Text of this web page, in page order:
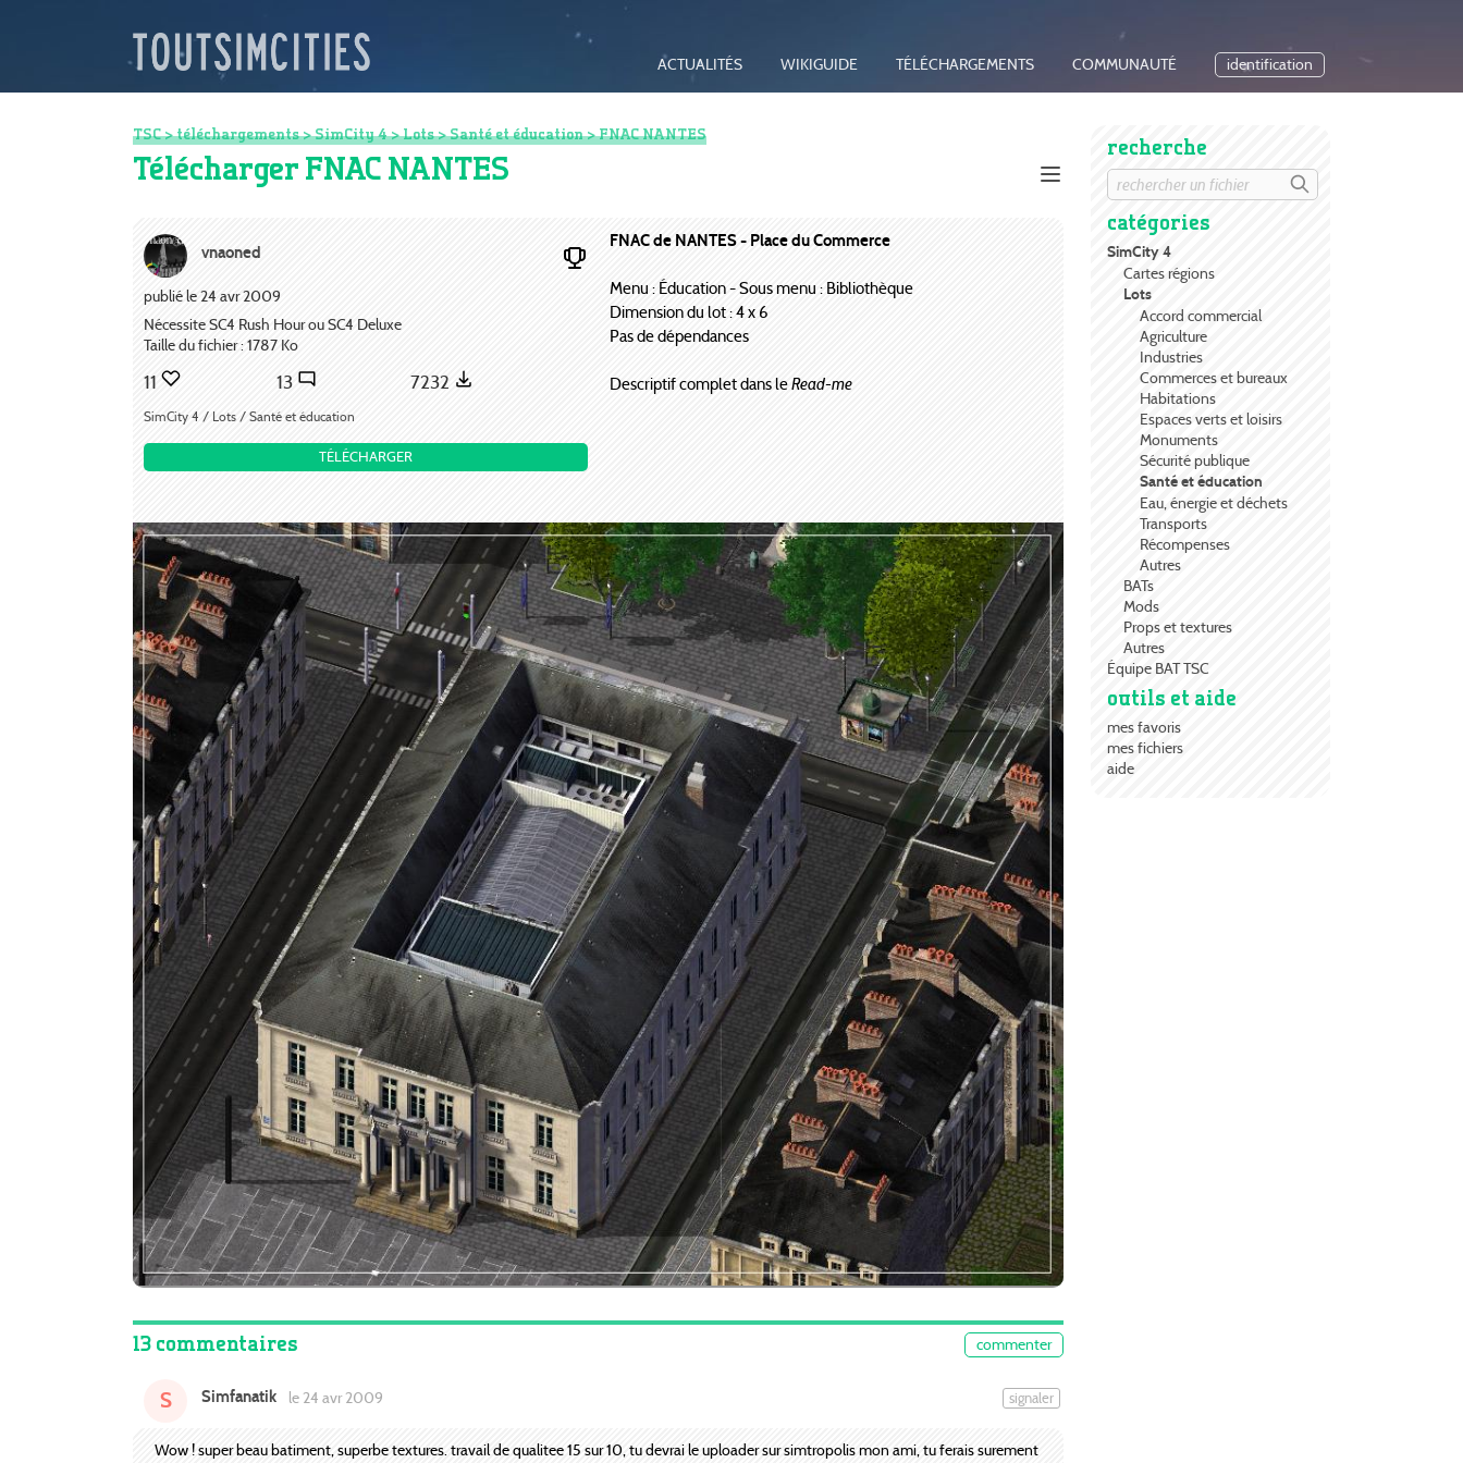
ACTUALITÉS WIKIGUIDE TÉLÉCHARGEMENTS COMMUNAUTÉ identification
recherche
catégories
SimCity 4
Cartes régions
Lots
Accord commercial
Agriculture
Industries
Commerces et bureaux
Habitations
Espaces verts et loisirs
Monuments
Sécurité publique
Santé et éducation
Eau, énergie et déchets
Transports
Récompenses
Autres
BATs
Mods
Props et textures
Autres
Équipe BAT TSC
outils et aide
mes favoris
mes fichiers
aide
TSC>téléchargements>SimCity 4>Lots>Santé et éducation> FNAC NANTES
Télécharger FNAC NANTES
vnaoned
publié le 24 avr 2009
Nécessite SC4 Rush Hour ou SC4 Deluxe
Taille du fichier : 1787 Ko
11 13 7232
SimCity 4 / Lots / Santé et éducation
TÉLÉCHARGER
FNAC de NANTES - Place du Commerce
Menu : Éducation - Sous menu : Bibliothèque
Dimension du lot : 4 x 6
Pas de dépendances
Descriptif complet dans leRead-me
13 commentaires commenter
S Simfanatik le 24 avr 2009 signaler
Wow ! super beau batiment, superbe textures. travail de qualitee 15 sur 10, tu devrai le uploader sur simtropolis mon ami, tu ferais surement